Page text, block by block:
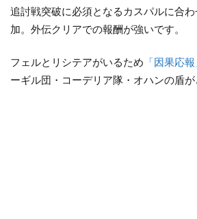
追討戦突破に必須となるカスパルに合
加。外伝クリアでの報酬が強いです。
フェルとリシテアがいるため 「因果応報
ーギル団・コーデリア隊・オハンの盾が